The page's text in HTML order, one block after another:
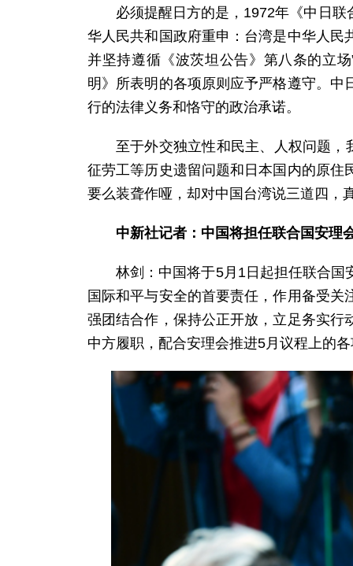
必须提醒日方的是，1972年《中日联
华人民共和国政府重申：台湾是中华人
并坚持遵循《波茨坦公告》第八条的立
明》所表明的各项原则应予严格遵守。
行的法律义务和恪守的政治承诺。
至于外交独立性和民主、人权问题，
征劳工等历史遗留问题和日本国内的原
要么装聋作哑，却对中国台湾说三道四，
中新社记者：中国将担任联合国安理
林剑：中国将于5月1日起担任联合
国际和平与安全的首要责任，作用备受
强团结合作，保持公正开放，立足务实
中方履职，配合安理会推进5月议程上的